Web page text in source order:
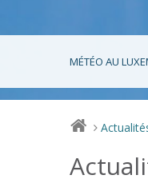
MÉTÉO AU
>